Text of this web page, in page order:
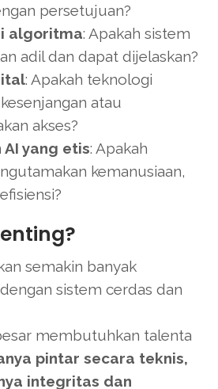
persetujuan?
algoritma: Apakah sistem
adil dan dapat dijelaskan?
: Apakah teknologi
atau
akses?
yang etis: Apakah
kemanusiaan,
semakin banyak
sistem cerdas dan
membutuhkan talenta
pintar secara teknis,
integritas dan